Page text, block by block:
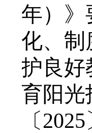
年）
化、制
护良好
育阳光
〔